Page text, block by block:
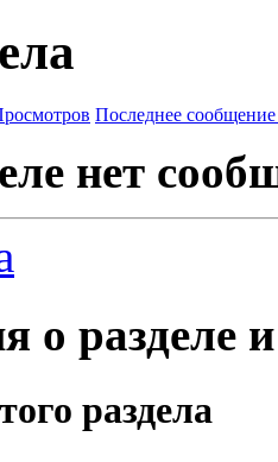
Последнее сообщение
нет
о разделе
раздела